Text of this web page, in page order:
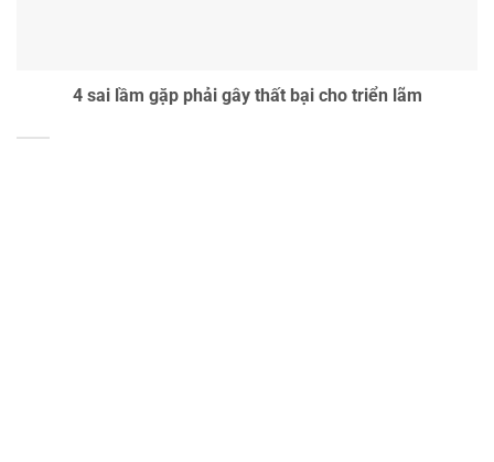
4 sai lầm gặp phải gây thất bại cho triển lãm